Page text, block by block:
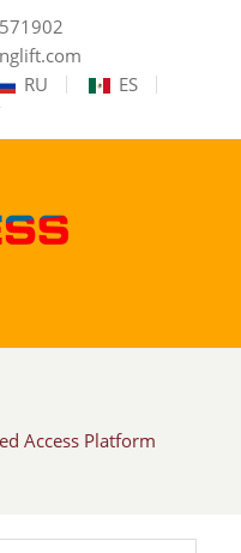
RU
ES
Access Platform